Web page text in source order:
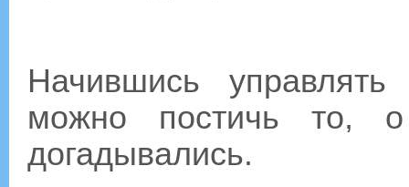
Начившись
можно постичь
догадывались.